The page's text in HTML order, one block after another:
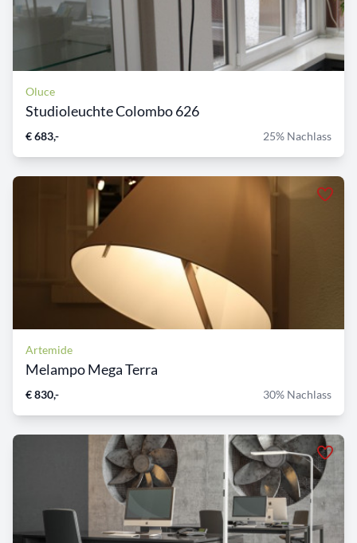
Oluce
Studioleuchte Colombo 626
€ 683,- 25% Nachlass
Artemide
Melampo Mega Terra
€ 830,- 30% Nachlass